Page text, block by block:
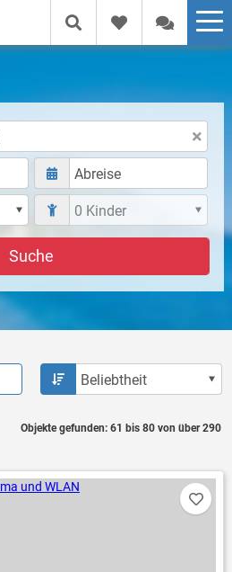
Suche
Objekte gefunden: 61 bis 80 von über 290